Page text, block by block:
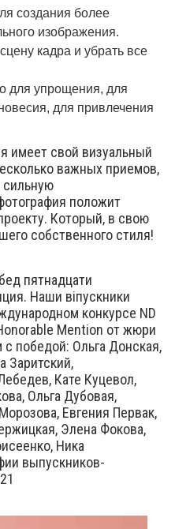
создания более
изображения.
кадра и убрать все
для упрощения, для
для привлечения
имеет свой визуальный
важных приемов,
положит
Который, в свою
собственного стиля!
пятнадцати
Наши віпускники
конкурсе ND
Mention от жюри
победой: Ольга Донская,
Заритский,
Кате Куцевол,
Ольга Дубовая,
Евгения Первак,
Элена Фокова,
Ника
выпускников-